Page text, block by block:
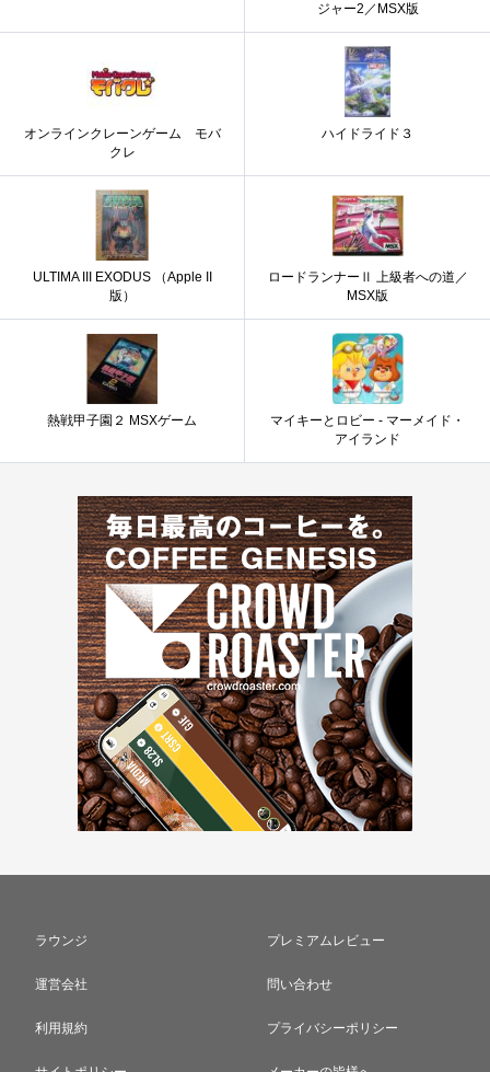
ジャー2／MSX版
オンラインクレーンゲーム モバ
クレ
ハイドライド３
ULTIMA III EXODUS （Apple II
版）
ロードランナーⅡ 上級者への道／
MSX版
熱戦甲子園２ MSXゲーム
マイキーとロビー - マーメイド・
アイランド
ラウンジ プレミアムレビュー
運営会社 問い合わせ
利用規約 プライバシーポリシー